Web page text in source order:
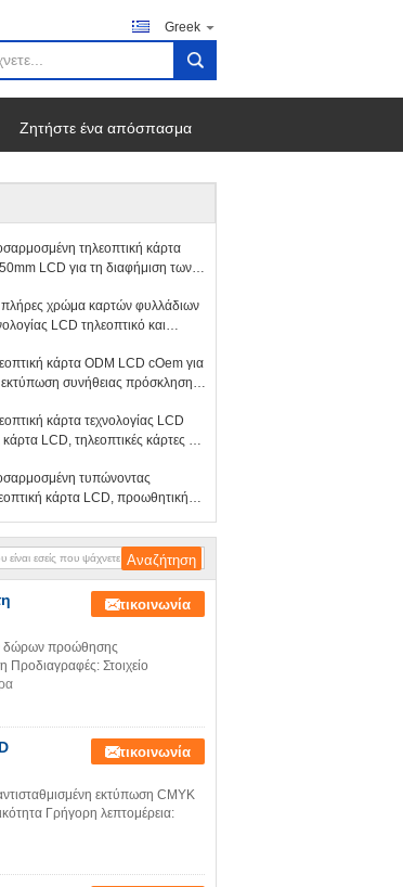
Greek
search
Ζητήστε ένα απόσπασμα
τηλεοπτική κάρτα
LCD για τη διαφήμιση των
χρώμα καρτών φυλλάδιων
LCD τηλεοπτικό και
κάρτα ODM LCD cOem για
εκτύπωση συνήθειας πρόσκλησης
κάρτα τεχνολογίας LCD
LCD, τηλεοπτικές κάρτες για
τυπώνοντας
κάρτα LCD, προωθητική
Επικοινωνία
δώρων προώθησης
Στοιχείο
Επικοινωνία
εκτύπωση CMYK
Γρήγορη λεπτομέρεια: